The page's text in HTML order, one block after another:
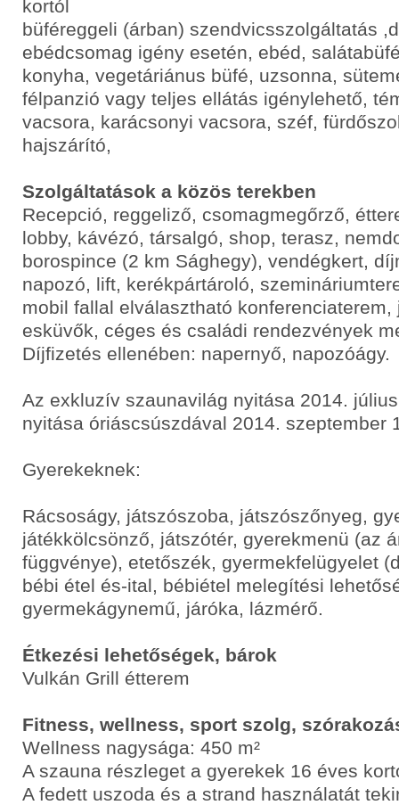
kortól
büféreggeli (árban) szendvicsszolgáltatás
ebédcsomag igény esetén, ebéd,
konyha, vegetáriánus büfé, uzsonna,
félpanzió vagy teljes ellátás igénylehető,
vacsora, karácsonyi vacsora, széf,
hajszárító,
Szolgáltatások a közös terekben
Recepció, reggeliző, csomagmegőrző,
lobby, kávézó, társalgó, shop, terasz,
borospince (2 km Sághegy), vendégkert,
napozó, lift, kerékpártároló,
mobil fallal elválasztható
esküvők, céges és családi rendezvények
Díjfizetés ellenében: napernyő, napozóágy.
Az exkluzív szaunavilág nyitása 2014.
nyitása óriáscsúszdával 2014. szeptember
Gyerekeknek:
Rácsoságy, játszószoba, játszószőnyeg,
játékkölcsönző, játszótér, gyerekmenü (az
függvénye), etetőszék, gyermekfelügyelet
bébi étel és-ital, bébiétel melegítési
gyermekágynemű, járóka, lázmérő.
Étkezési lehetőségek, bárok
Vulkán Grill étterem
Fitness, wellness, sport szolg,
Wellness nagysága: 450 m²
A szauna részleget a gyerekek 16 éves
A fedett uszoda és a strand használatát